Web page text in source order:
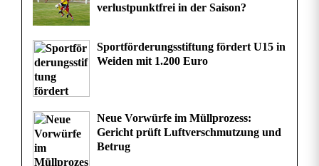
verlustpunktfrei in der Saison?
Sportförderungsstiftung fördert U15 in
Weiden mit 1.200 Euro
Neue Vorwürfe im Müllprozess:
Gericht prüft Luftverschmutzung und
Betrug